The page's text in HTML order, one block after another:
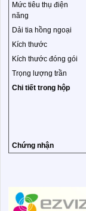
Mức tiêu thụ điện
năng
Dải tia hồng ngoại
Kích thước
Kích thước đóng gói
Trọng lượng trần
Chi tiết trong hộp
Chứng nhận